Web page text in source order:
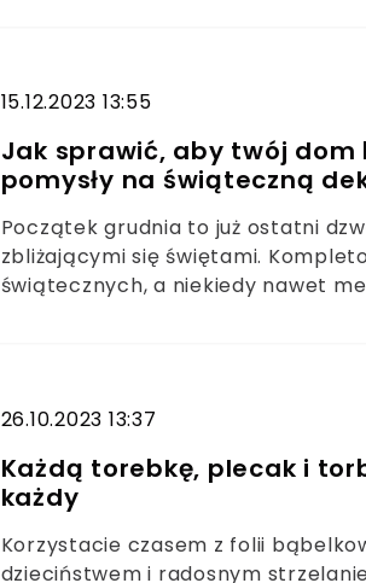
15.12.2023 13:55
Jak sprawić, aby twój dom
pomysły na świąteczną
Początek grudnia to już ostatni
zbliżającymi się świętami.
świątecznych, a niekiedy nawet
26.10.2023 13:37
Każdą torebkę, plecak i
każdy
Korzystacie czasem z folii
dzieciństwem i radosnym